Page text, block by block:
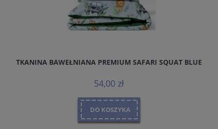
TKANINA BAWEŁNIANA PREMIUM SAFARI SQUAT BLUE
54,00 zł
DO KOSZYKA